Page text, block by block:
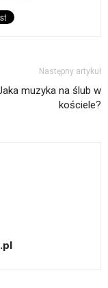
Następny artykuł
muzyka na ślub w
kościele?